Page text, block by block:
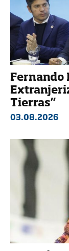
Fernando
Tierras”
03.08.2026